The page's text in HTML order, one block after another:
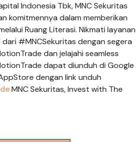
Indonesia Tbk, MNC Sekuritas
komitmennya dalam memberikan
Ruang Literasi. Nikmati layanan
#MNCSekuritas dengan segera
dan jelajahi seamless
dapat diunduh di Google
dengan link unduh
MNC Sekuritas, Invest with The